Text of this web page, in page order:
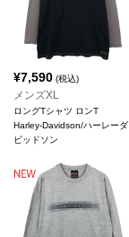
¥7,590 (税込)
メンズXL
ロングTシャツ ロンT
Harley-Davidson/ハーレーダ
ビッドソン